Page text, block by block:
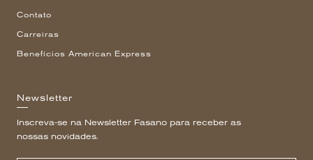
Contato
Carreiras
Benefícios American Express
Newsletter
Inscreva-se na Newsletter Fasano para receber as
nossas novidades.